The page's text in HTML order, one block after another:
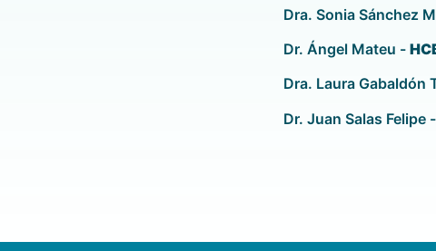
Dra. Sonia Sánchez
Dr. Ángel Mateu -
Dra. Laura Gabaldón
Dr. Juan Salas Felipe -